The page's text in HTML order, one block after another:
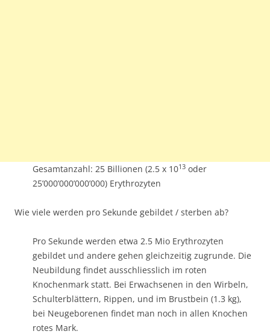
Gesamtanzahl: 25 Billionen (2.5 x 1013 oder
25’000’000’000’000) Erythrozyten
Wie viele werden pro Sekunde gebildet / sterben ab?
Pro Sekunde werden etwa 2.5 Mio Erythrozyten
gebildet und andere gehen gleichzeitig zugrunde. Die
Neubildung findet ausschliesslich im roten
Knochenmark statt. Bei Erwachsenen in den Wirbeln,
Schulterblättern, Rippen, und im Brustbein (1.3 kg),
bei Neugeborenen findet man noch in allen Knochen
rotes Mark.